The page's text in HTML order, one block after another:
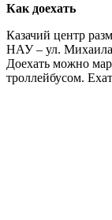
Как доехать
Казачий центр
НАУ – ул.
Доехать можно
троллейбусом.